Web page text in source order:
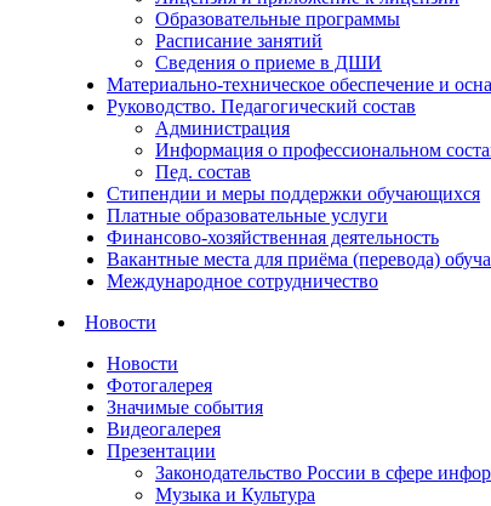
Образовательные программы
Расписание занятий
Сведения о приеме в ДШИ
Материально-техническое обеспечение и
Руководство. Педагогический состав
Администрация
Информация о профессиональном
Пед. состав
Стипендии и меры поддержки обучающихся
Платные образовательные услуги
Финансово-хозяйственная деятельность
Вакантные места для приёма (перевода)
Международное сотрудничество
Новости
Новости
Фотогалерея
Значимые события
Видеогалерея
Презентации
Законодательство России в сфере
Музыка и Культура